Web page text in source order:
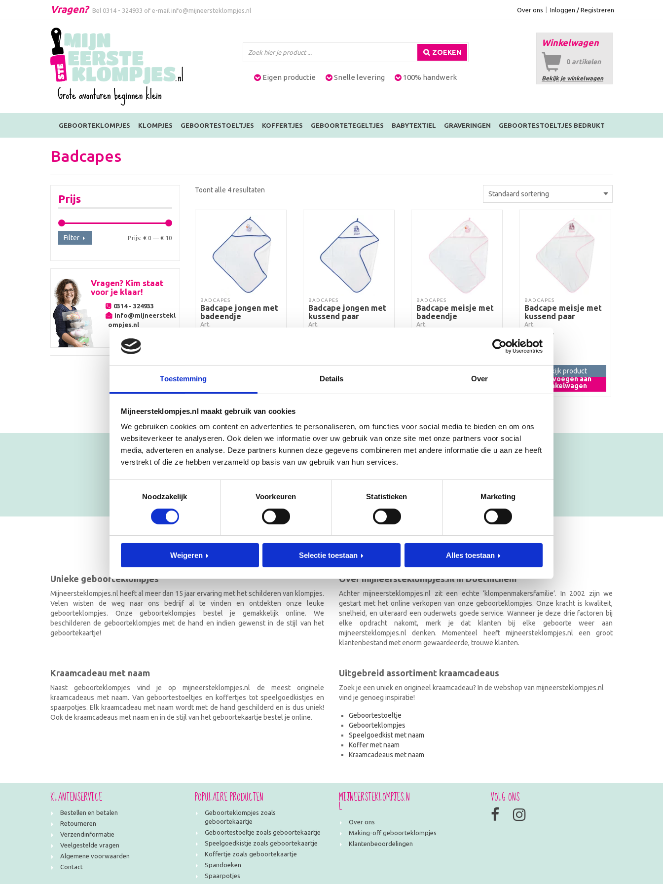
Toestemming Details Over
Mijneersteklompjes.nl maakt gebruik van cookies
We gebruiken cookies om content en advertenties te personaliseren, om functies voor social media te bieden en om ons
websiteverkeer te analyseren. Ook delen we informatie over uw gebruik van onze site met onze partners voor social
media, adverteren en analyse. Deze partners kunnen deze gegevens combineren met andere informatie die u aan ze heeft
verstrekt of die ze hebben verzameld op basis van uw gebruik van hun services.
Noodzakelijk
Voorkeuren Statistieken Marketing
Weigeren Selectie toestaan Alles toestaan
Vragen? Bel 0314 - 324933 of e-mail info@mijneersteklompjes.nl Over ons Inloggen / Registreren
Winkelwagen
0 artikelen
Bekijk je winkelwagen
ZOEKEN
Eigen productie Snelle levering 100% handwerk
GEBOORTEKLOMPJES KLOMPJES GEBOORTESTOELTJES KOFFERTJES GEBOORTETEGELTJES BABYTEXTIEL GRAVERINGEN GEBOORTESTOELTJES BEDRUKT
Badcapes
Prijs
Min.
Max.
Filter Prijs: € 0 — € 10
Vragen? Kim staat
voor je klaar!
0314 - 324933
info@mijneerstekl
ompjes.nl
Toont alle 4 resultaten
BADCAPES
Badcape jongen met
badeendje
Art.
BADCAPES
Badcape jongen met
kussend paar
Art.
Toevoegen aan
BADCAPES
Badcape meisje met
badeendje
Art.
Toevoegen aan
BADCAPES
Badcape meisje met
kussend paar
Art.
€ 9,95
Toevoegen aan
winkelwagen
Bekijk product
Blijf op de hoogte!
NIEUWSBRIEF
[mc4wp_form id=”3182″]
GEBOORTEKLOMPJES EN KRAAMCADEAU MET NAAM
Unieke geboorteklompjes
Mijneersteklompjes.nl heeft al meer dan 15 jaar ervaring met het schilderen van klompjes.
Velen wisten de weg naar ons bedrijf al te vinden en ontdekten onze leuke
geboorteklompjes. Onze geboorteklompjes bestel je gemakkelijk online. We
beschilderen de geboorteklompjes met de hand en indien gewenst in de stijl van het
geboortekaartje!
Over mijneersteklompjes.nl in Doetinchem
Achter mijneersteklompjes.nl zit een echte ‘klompenmakersfamilie’. In 2002 zijn we
gestart met het online verkopen van onze geboorteklompjes. Onze kracht is kwaliteit,
snelheid, en uiteraard een ouderwets goede service. Wanneer je deze drie factoren bij
elke opdracht nakomt, merk je dat klanten bij elke geboorte weer aan
mijneersteklompjes.nl denken. Momenteel heeft mijneersteklompjes.nl een groot
klantenbestand met enorm gewaardeerde, trouwe klanten.
Kraamcadeau met naam
Naast geboorteklompjes vind je op mijneersteklompjes.nl de meest originele
kraamcadeaus met naam. Van geboortestoeltjes en koffertjes tot speelgoedkistjes en
spaarpotjes. Elk kraamcadeau met naam wordt met de hand geschilderd en is dus uniek!
Ook de kraamcadeaus met naam en in de stijl van het geboortekaartje bestel je online.
Uitgebreid assortiment kraamcadeaus
Zoek je een uniek en origineel kraamcadeau? In de webshop van mijneersteklompjes.nl
vind je genoeg inspiratie!
Geboortestoeltje
Geboorteklompjes
Speelgoedkist met naam
Koffer met naam
Kraamcadeaus met naam
KLANTENSERVICE
Bestellen en betalen
Retourneren
Verzendinformatie
Veelgestelde vragen
Algemene voorwaarden
Contact
POPULAIRE PRODUCTEN
Geboorteklompjes zoals
geboortekaartje
Geboortestoeltje zoals geboortekaartje
Speelgoedkistje zoals geboortekaartje
Koffertje zoals geboortekaartje
Spandoeken
Spaarpotjes
MIJNEERSTEKLOMPJES.N
L
Over ons
Making-off geboorteklompjes
Klantenbeoordelingen
VOLG ONS